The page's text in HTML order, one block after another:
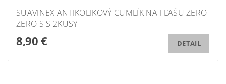
SUAVINEX ANTIKOLIKOVÝ CUMLÍK NA FĽAŠU ZERO
ZERO S S 2KUSY
8,90 € DETAIL